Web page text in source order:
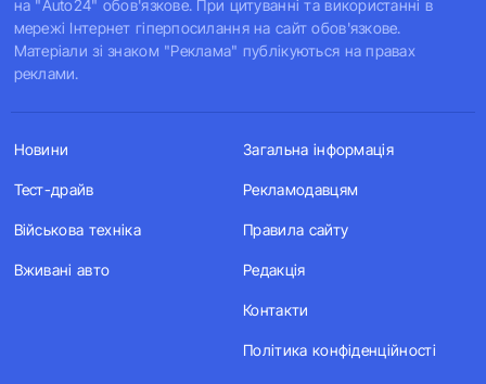
на "Auto24" обов'язкове. При цитуванні та використанні в
мережі Інтернет гіперпосилання на сайт обов'язкове.
Матеріали зі знаком "Реклама" публікуються на правах
реклами.
Новини
Тест-драйв
Військова техніка
Вживані авто
Загальна інформація
Рекламодавцям
Правила сайту
Редакція
Контакти
Політика конфіденційності